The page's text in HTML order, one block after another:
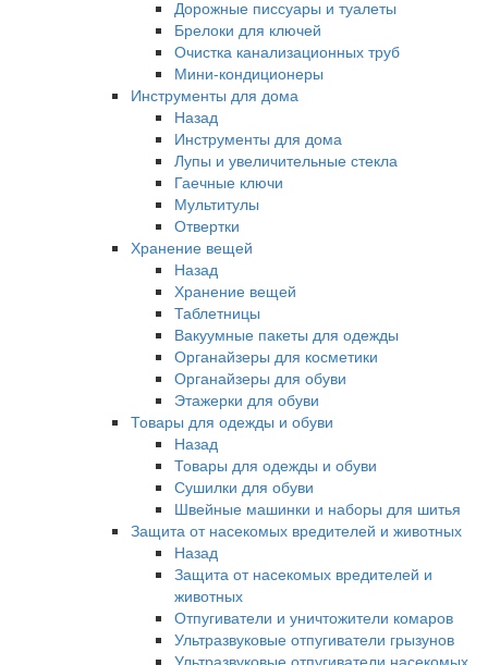
Дорожные писсуары и туалеты
Брелоки для ключей
Очистка канализационных труб
Мини-кондиционеры
Инструменты для дома
Назад
Инструменты для дома
Лупы и увеличительные стекла
Гаечные ключи
Мультитулы
Отвертки
Хранение вещей
Назад
Хранение вещей
Таблетницы
Вакуумные пакеты для одежды
Органайзеры для косметики
Органайзеры для обуви
Этажерки для обуви
Товары для одежды и обуви
Назад
Товары для одежды и обуви
Сушилки для обуви
Швейные машинки и наборы для шитья
Защита от насекомых вредителей и животных
Назад
Защита от насекомых вредителей и
животных
Отпугиватели и уничтожители комаров
Ультразвуковые отпугиватели грызунов
Ультразвуковые отпугиватели насекомых